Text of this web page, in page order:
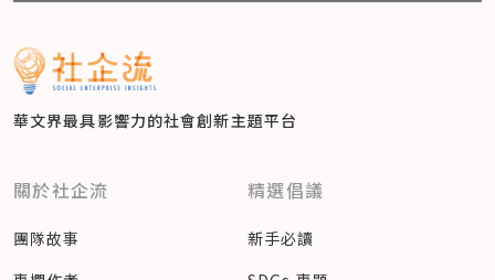
華文界最具影響力的社會創新主題平台
關於社企流
團隊故事
精選倡議
新手必讀